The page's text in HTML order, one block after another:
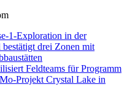
1-Exploration in der
drei Zonen mit
Feldteams für Programm
Projekt Crystal Lake in